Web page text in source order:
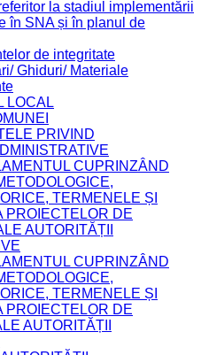
la stadiul implementării
în SNA și în planul de
de integritate
Ghiduri/ Materiale
LOCAL
PRIVIND
CUPRINZÂND
TERMENELE ȘI
PROIECTELOR DE
AUTORITĂȚII
CUPRINZÂND
TERMENELE ȘI
PROIECTELOR DE
AUTORITĂȚII